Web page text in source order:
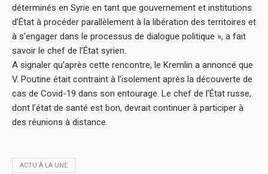
déterminés en Syrie en tant que gouvernement et institutions
d’État à procéder parallèlement à la libération des territoires et
à s’engager dans le processus de dialogue politique », a fait
savoir le chef de l’État syrien.
A signaler qu’après cette rencontre, le Kremlin a annoncé que
V. Poutine était contraint à l’isolement après la découverte de
cas de Covid-19 dans son entourage. Le chef de l’État russe,
dont l’état de santé est bon, devrait continuer à participer à
des réunions à distance.
ACTU À LA UNE